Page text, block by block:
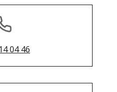
04 46